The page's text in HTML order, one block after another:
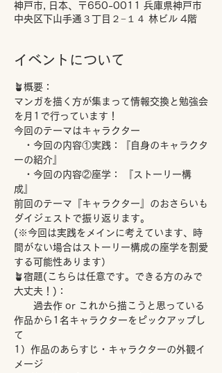
神戸市, 日本、〒650-0011 兵庫県神戸市
中央区下山手通３丁目２−１４ 林ビル 4階
イベントについて
🪴概要：
マンガを描く方が集まって情報交換と勉強会
を月1で行っています！
今回のテーマはキャラクター
・今回の内容①実践：『自身のキャラクタ
ーの紹介』
・今回の内容②座学： 『ストーリー構
成』
前回のテーマ『キャラクター』のおさらいも
ダイジェストで振り返ります。
(※今回は実践をメインに考えています、時
間がない場合はストーリー構成の座学を割愛
する可能性あります）
🪴宿題(こちらは任意です。できる方のみで
大丈夫！)：
過去作 or これから描こうと思っている
作品から1名キャラクターをピックアップし
て
1）作品のあらすじ・キャラクターの外観イ
メージ